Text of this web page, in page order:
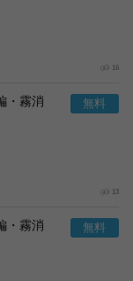
16
・霧消
13
・霧消